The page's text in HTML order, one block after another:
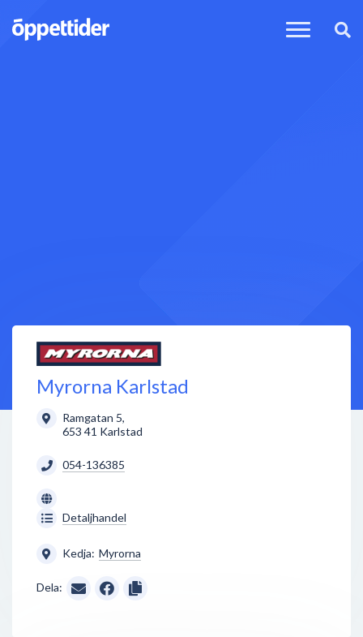
Myrorna Karlstad
Ramgatan 5,
653 41 Karlstad
054-136385
Detaljhandel
Kedja: Myrorna
Dela: